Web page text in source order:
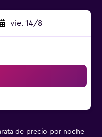
vie. 14/8
de precio por noche